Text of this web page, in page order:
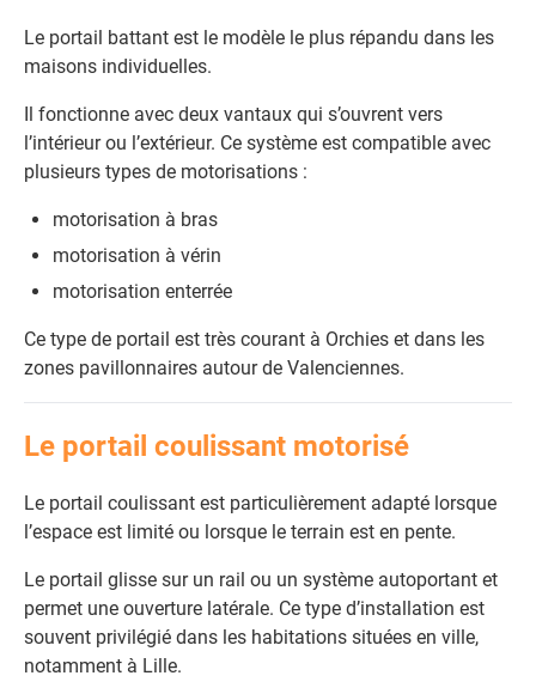
Le portail battant est le modèle le plus répandu dans les
maisons individuelles.
Il fonctionne avec deux vantaux qui s’ouvrent vers
l’intérieur ou l’extérieur. Ce système est compatible avec
plusieurs types de motorisations :
motorisation à bras
motorisation à vérin
motorisation enterrée
Ce type de portail est très courant à Orchies et dans les
zones pavillonnaires autour de Valenciennes.
Le portail coulissant motorisé
Le portail coulissant est particulièrement adapté lorsque
l’espace est limité ou lorsque le terrain est en pente.
Le portail glisse sur un rail ou un système autoportant et
permet une ouverture latérale. Ce type d’installation est
souvent privilégié dans les habitations situées en ville,
notamment à Lille.